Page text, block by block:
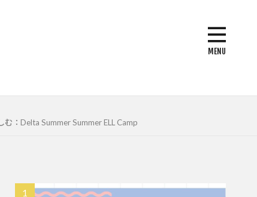
：Delta Summer Summer ELL Camp